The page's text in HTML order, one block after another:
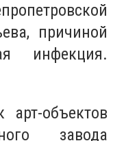
причиной
инфекция.
объектов
завода